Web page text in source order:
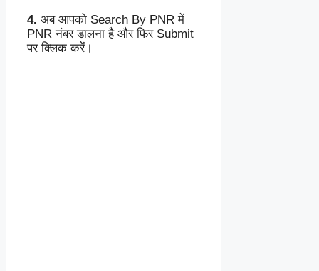
4. अब आपको Search By PNR में
PNR नंबर डालना है और फिर Submit
पर क्लिक करें।